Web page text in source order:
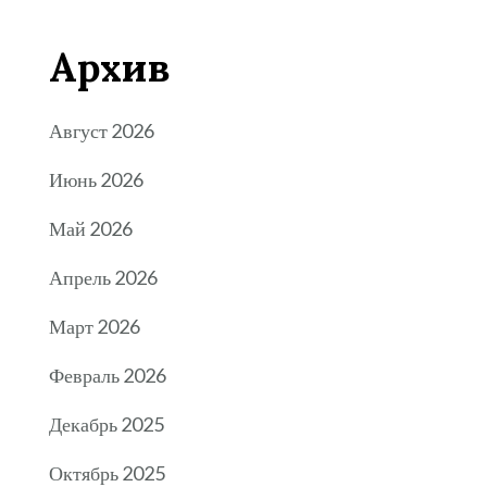
Архив
Август 2026
Июнь 2026
Май 2026
Апрель 2026
Март 2026
Февраль 2026
Декабрь 2025
Октябрь 2025